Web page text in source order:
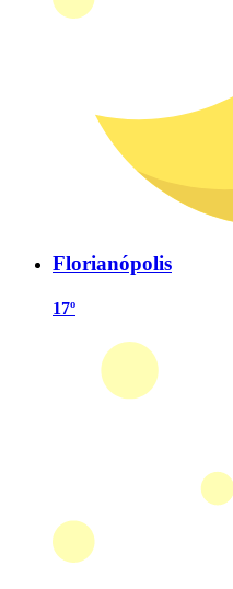
Florianópolis
17º